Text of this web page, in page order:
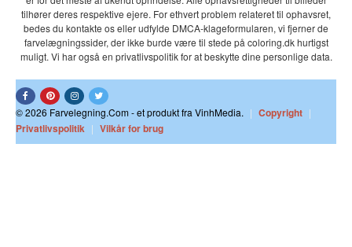
tilhører deres respektive ejere. For ethvert problem relateret til ophavsret,
bedes du kontakte os eller udfylde DMCA-klageformularen, vi fjerner de
farvelægningssider, der ikke burde være til stede på coloring.dk hurtigst
muligt. Vi har også en privatlivspolitik for at beskytte dine personlige data.
© 2026 Farvelegning.Com - et produkt fra VinhMedia. | Copyright |
Privatlivspolitik | Vilkår for brug